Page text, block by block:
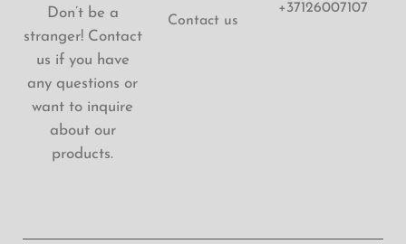
Don’t be a
stranger! Contact
us if you have
any questions or
want to inquire
about our
products.
Contact us
+37126007107